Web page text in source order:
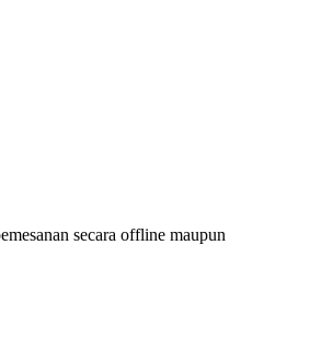
secara offline maupun